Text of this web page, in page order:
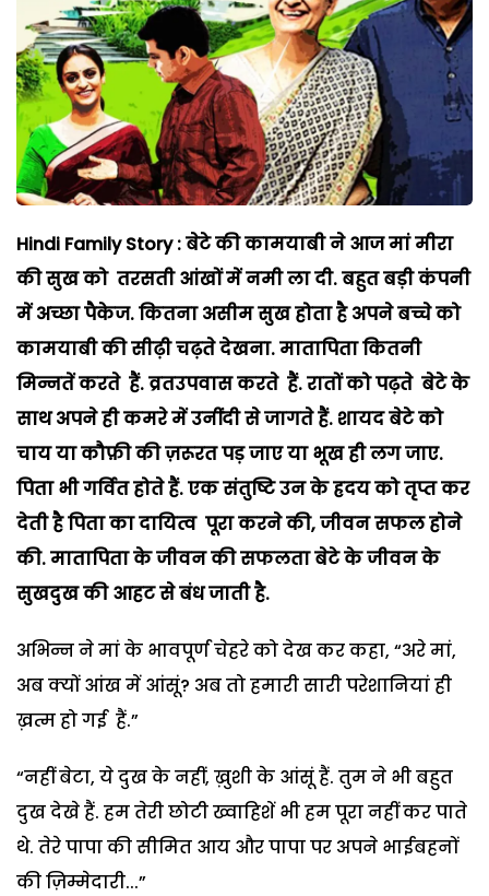
Hindi Family Story : बेटे की कामयाबी ने आज मां मीरा
की सुख को तरसती आंखों में नमी ला दी. बहुत बड़ी कंपनी
में अच्छा पैकेज. कितना असीम सुख होता है अपने बच्चे को
कामयाबी की सीढ़ी चढ़ते देखना. मातापिता कितनी
मिन्नतें करते हैं. व्रतउपवास करते हैं. रातों को पढ़ते बेटे के
साथ अपने ही कमरे में उनींदी से जागते हैं. शायद बेटे को
चाय या कौफ़ी की ज़रूरत पड़ जाए या भूख ही लग जाए.
पिता भी गर्वित होते हैं. एक संतुष्टि उन के ह्रदय को तृप्त कर
देती है पिता का दायित्व पूरा करने की, जीवन सफल होने
की. मातापिता के जीवन की सफलता बेटे के जीवन के
सुखदुख की आहट से बंध जाती है.
अभिन्न ने मां के भावपूर्ण चेहरे को देख कर कहा, “अरे मां,
अब क्यों आंख में आंसूं? अब तो हमारी सारी परेशानियां ही
ख़त्म हो गई हैं.”
“नहीं बेटा, ये दुख के नहीं, ख़ुशी के आंसूं हैं. तुम ने भी बहुत
दुख देखे हैं. हम तेरी छोटी ख्वाहिशें भी हम पूरा नहीं कर पाते
थे. तेरे पापा की सीमित आय और पापा पर अपने भाईबहनों
की ज़िम्मेदारी...”